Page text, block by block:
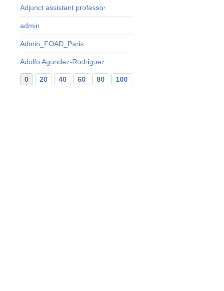
Adjunct assistant professor
admin
Admin_FOAD_Paris
Adolfo Agundez-Rodriguez
0 20 40 60 80 100